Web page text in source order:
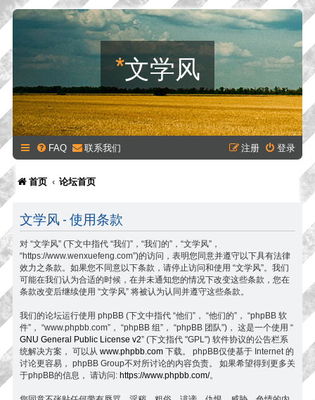
*文学风
FAQ 联系我们 登录
注册
首页 论坛首页
文学风 - 使用条款
对 “文学风” (下文中指代 “我们”，“我们的”，“文学风”，
“https://www.wenxuefeng.com”)的访问，表明您同意并遵守以下具有法律
效力之条款。如果您不同意以下条款，请停止访问和使用 “文学风”。我们
可能在我们认为合适的时候，在并未通知您的情况下改变这些条款，您在
条款改变后继续使用 “文学风” 将被认为认同并遵守这些条款。
我们的论坛运行使用 phpBB (下文中指代 “他们”， “他们的”， “phpBB 软
件”， “www.phpbb.com”， “phpBB 组”， “phpBB 团队”)， 这是一个使用 “
GNU General Public License v2” (下文指代 "GPL") 软件协议的公告栏系
统解决方案， 可以从 www.phpbb.com 下载。 phpBB仅使基于 Internet 的
讨论更容易， phpBB Group不对所讨论的内容负责。 如果希望得到更多关
于phpBB的信息， 请访问: https://www.phpbb.com/。